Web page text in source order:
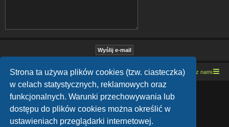
Strona ta używa plików cookies (tzw. ciasteczka)
w celach statystycznych, reklamowych oraz
funkcjonalnych. Warunki przechowywania lub
dostępu do plików cookies można określić w
ustawieniach przeglądarki internetowej.
Strona domowa Kresowe forum motocyklowe Kontakt z nami
Lucid Lime style created by Melvin García
Co-Author:MannixMD
Style Version: 1.1.9
Technologię dostarczaphpBB ® Forum Software © phpBB Limited
Polski pakiet językowy dostarczaphpBB.pl